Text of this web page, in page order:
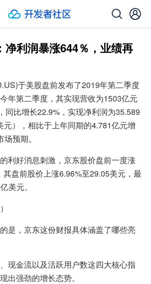
净利润暴涨644％，业绩再
于美股盘前发布了2019年第二季度
年第二季度，其实现营收为1503亿元
同比增长22.9%，实现净利润为35.589
元），相比于上年同期的4.781亿元增
预期。
利好消息刺激，京东股价盘前一度涨
其盘前股价上涨6.96%至29.05美元，最
美元。
是，京东这份财报具体涵盖了哪些亮
现金流以及活跃用户数这四大核心指
出强劲的增长态势。